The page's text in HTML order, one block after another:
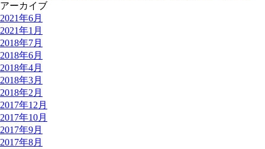
アーカイブ
2021年6月
2021年1月
2018年7月
2018年6月
2018年4月
2018年3月
2018年2月
2017年12月
2017年10月
2017年9月
2017年8月